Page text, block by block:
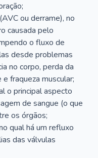
ou derrame), no
causada pelo
o fluxo de
desde problemas
no corpo, perda da
fraqueza muscular;
o principal aspecto
de sangue (o que
os órgãos;
qual há um refluxo
das válvulas